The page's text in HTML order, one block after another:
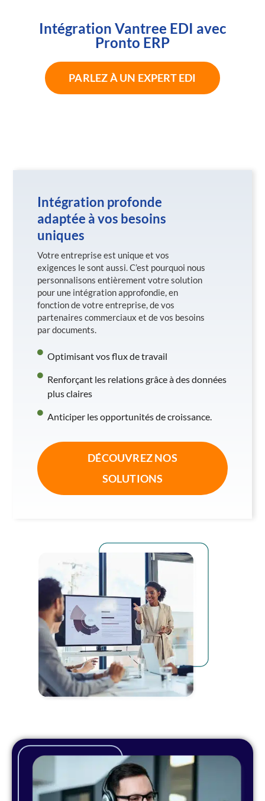
Intégration Vantree EDI avec
Pronto ERP
PARLEZ À UN EXPERT EDI
Intégration profonde
adaptée à vos besoins
uniques
Votre entreprise est unique et vos
exigences le sont aussi. C’est pourquoi nous
personnalisons entièrement votre solution
pour une intégration approfondie, en
fonction de votre entreprise, de vos
partenaires commerciaux et de vos besoins
par documents.
Optimisant vos flux de travail
Renforçant les relations grâce à des données
plus claires
Anticiper les opportunités de croissance.
DÉCOUVREZ NOS
SOLUTIONS